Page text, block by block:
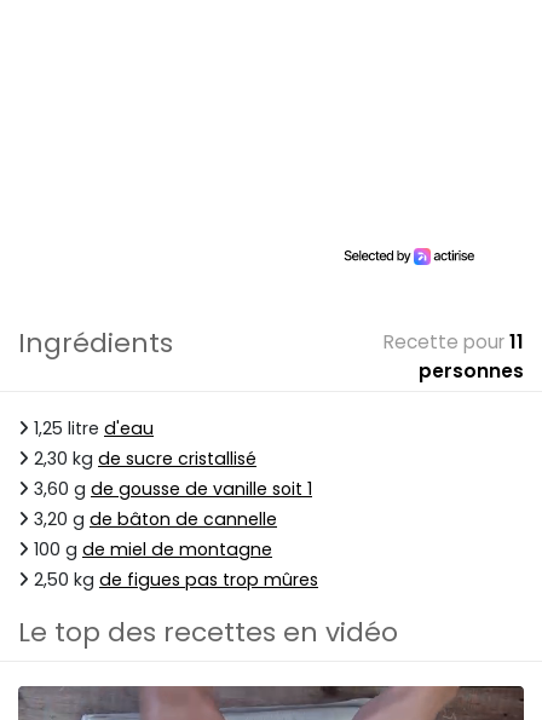
Ingrédients Recette pour11
personnes
1,25 litre d'eau
2,30 kg de sucre cristallisé
3,60 g de gousse de vanille soit 1
3,20 g de bâton de cannelle
100 g de miel de montagne
2,50 kg de figues pas trop mûres
Le top des recettes en vidéo